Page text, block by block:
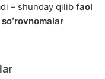
– shunday qilib faol